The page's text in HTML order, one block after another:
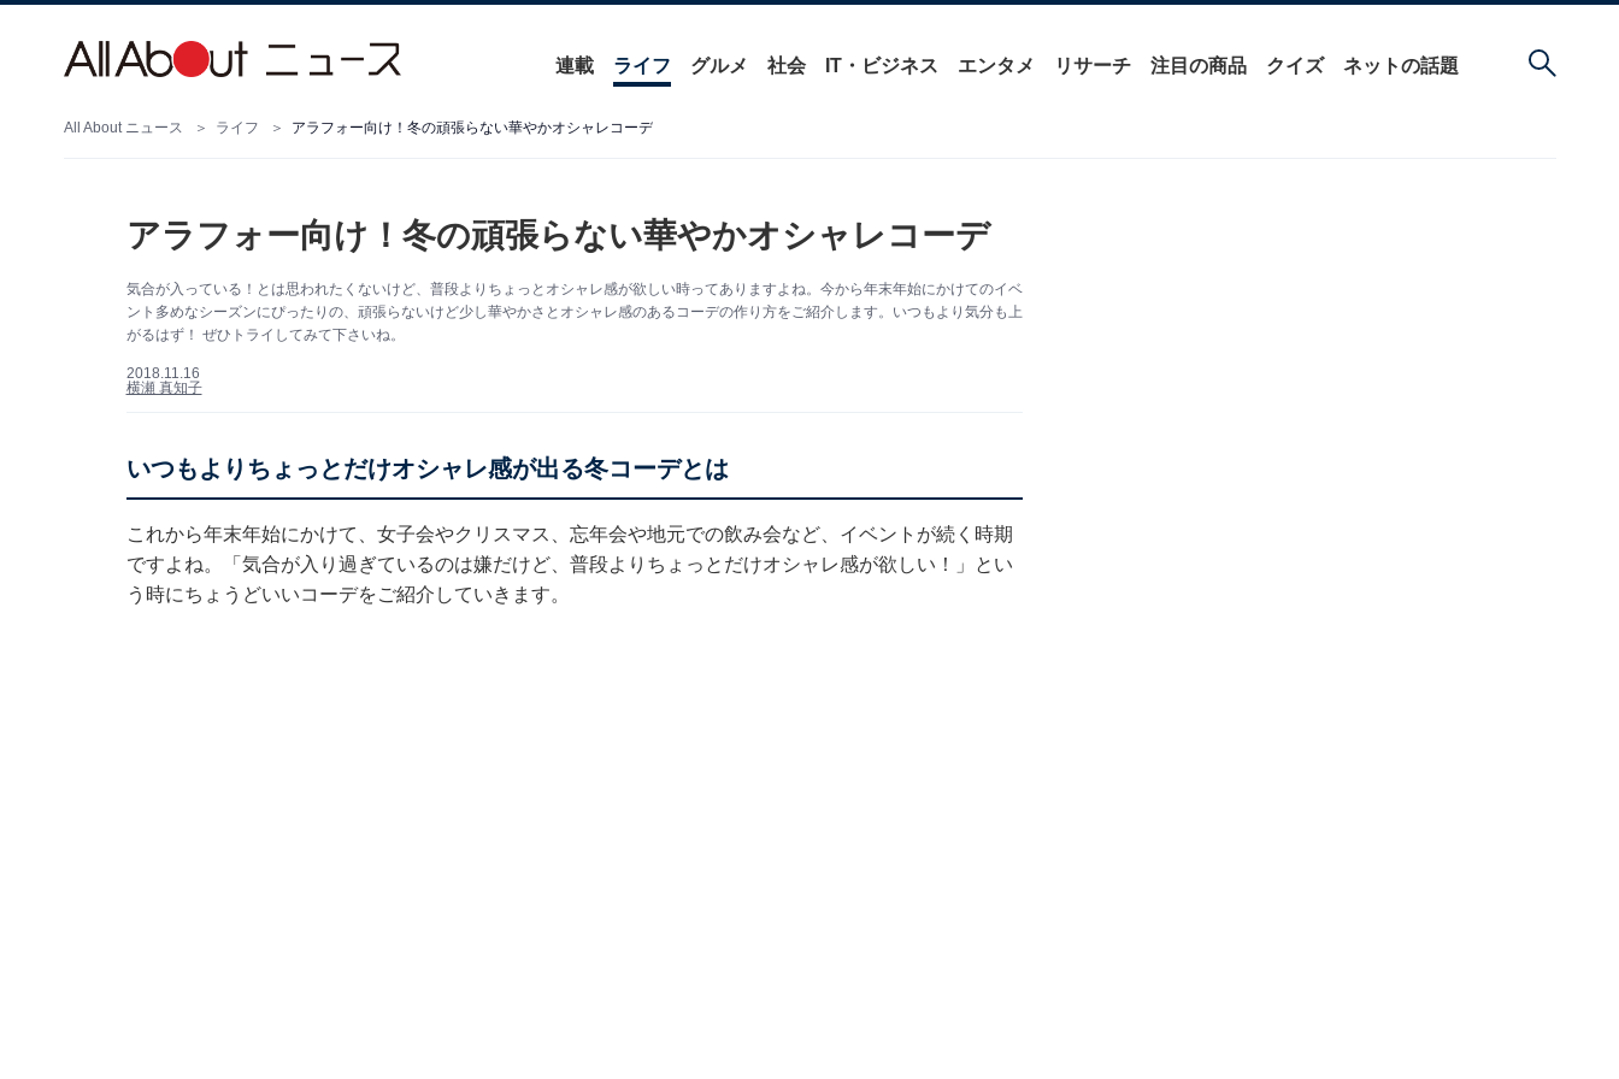
連載 ライフ グルメ 社会 IT・ビジネス エンタメ リサーチ 注目の商品 クイズ ネットの話題
All About ニュース ライフ アラフォー向け！冬の頑張らない華やかオシャレコーデ
アラフォー向け！冬の頑張らない華やかオシャレコーデ
気合が入っている！とは思われたくないけど、普段よりちょっとオシャレ感が欲しい時ってありますよね。今から年末年始にかけてのイベ
ント多めなシーズンにぴったりの、頑張らないけど少し華やかさとオシャレ感のあるコーデの作り方をご紹介します。いつもより気分も上
がるはず！ ぜひトライしてみて下さいね。
2018.11.16
横瀬 真知子
いつもよりちょっとだけオシャレ感が出る冬コーデとは
これから年末年始にかけて、女子会やクリスマス、忘年会や地元での飲み会など、イベントが続く時期
ですよね。「気合が入り過ぎているのは嫌だけど、普段よりちょっとだけオシャレ感が欲しい！」とい
う時にちょうどいいコーデをご紹介していきます。